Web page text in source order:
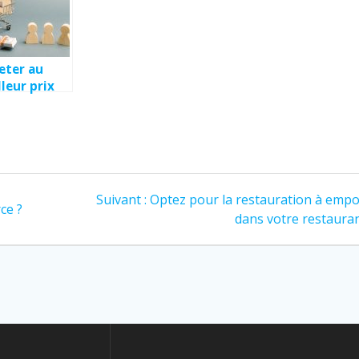
au
prix
?
Suivant : Article
Optez pour la restauration à
dans votre